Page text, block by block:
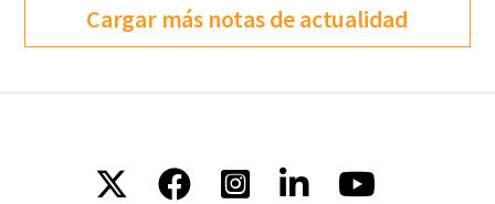
Cargar más notas de actualidad